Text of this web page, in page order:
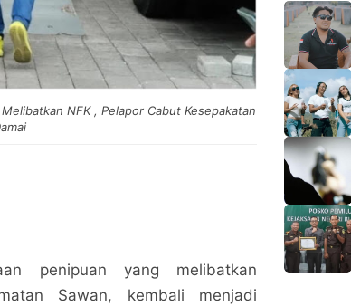
NFK , Pelapor Cabut Kesepakatan
penipuan yang melibatkan
Sawan, kembali menjadi